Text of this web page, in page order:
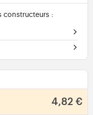
constructeurs :
4,82 €